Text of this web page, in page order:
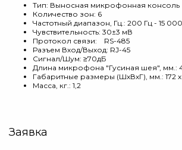
Тип: Выносная микрофонная консоль
Количество зон: 6
Частотный диапазон, Гц.: 200 Гц - 15 000
Чувствительность: 30±3 мВ
Протокол связи: RS-485
Разъем Вход/Выход: RJ-45
Сигнал/Шум: ≥70дБ
Длина микрофона "Гусиная шея", мм.:
Габаритные размеры (ШхВхГ), мм.: 172 х
Масса, кг.: 1,2
Заявка